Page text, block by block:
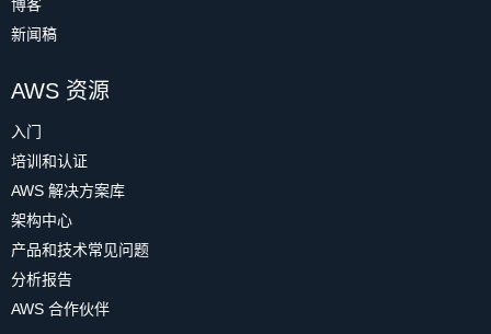
博客
新闻稿
AWS 资源
入门
培训和认证
AWS 解决方案库
架构中心
产品和技术常见问题
分析报告
AWS 合作伙伴